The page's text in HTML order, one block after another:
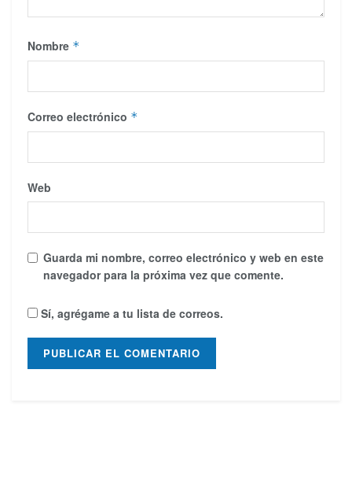
Nombre *
Correo electrónico *
Web
Guarda mi nombre, correo electrónico y web en este
navegador para la próxima vez que comente.
Sí, agrégame a tu lista de correos.